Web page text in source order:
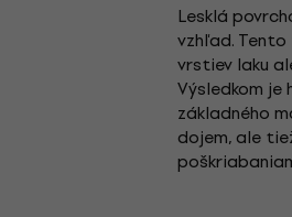
Lesklá
vzhľad.
vrstiev laku
Výsledkom
základného
dojem, ale